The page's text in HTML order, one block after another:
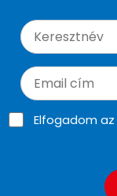
Elfogadom az